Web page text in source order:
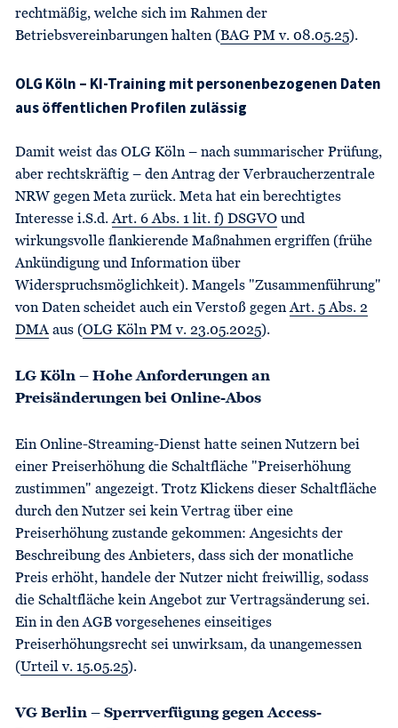
rechtmäßig, welche sich im Rahmen der
Betriebsvereinbarungen halten (BAG PM v. 08.05.25).
OLG Köln – KI-Training mit personenbezogenen Daten
aus öffentlichen Profilen zulässig
Damit weist das OLG Köln – nach summarischer Prüfung,
aber rechtskräftig – den Antrag der Verbraucherzentrale
NRW gegen Meta zurück. Meta hat ein berechtigtes
Interesse i.S.d.Art. 6 Abs. 1 lit. f) DSGVO und
wirkungsvolle flankierende Maßnahmen ergriffen (frühe
Ankündigung und Information über
Widerspruchsmöglichkeit). Mangels "Zusammenführung"
von Daten scheidet auch ein Verstoß gegenArt. 5 Abs. 2
DMAaus (OLG Köln PM v. 23.05.2025).
LG Köln – Hohe Anforderungen an
Preisänderungen bei Online-Abos
Ein Online-Streaming-Dienst hatte seinen Nutzern bei
einer Preiserhöhung die Schaltfläche "Preiserhöhung
zustimmen" angezeigt. Trotz Klickens dieser Schaltfläche
durch den Nutzer sei kein Vertrag über eine
Preiserhöhung zustande gekommen: Angesichts der
Beschreibung des Anbieters, dass sich der monatliche
Preis erhöht, handele der Nutzer nicht freiwillig, sodass
die Schaltfläche kein Angebot zur Vertragsänderung sei.
Ein in den AGB vorgesehenes einseitiges
Preiserhöhungsrecht sei unwirksam, da unangemessen
(Urteil v. 15.05.25).
VG Berlin – Sperrverfügung gegen Access-